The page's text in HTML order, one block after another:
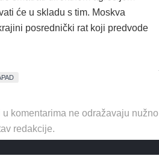
će u skladu s tim. Moskva
posrednički rat koji predvode
komentarima ne odražavaju nužno
redakcije.